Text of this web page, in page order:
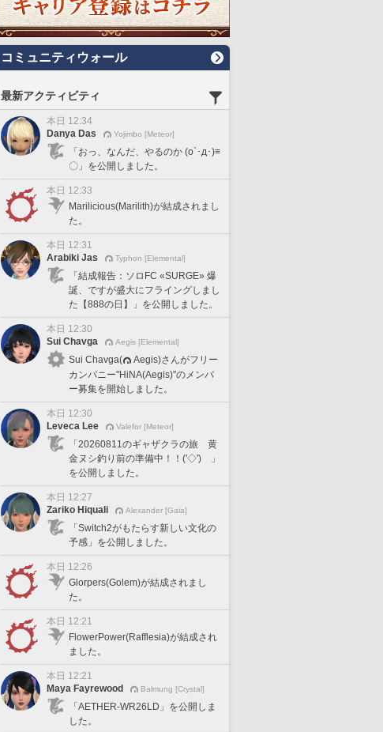
コミュニティウォール
最新アクティビティ
本日 12:34
Danya Das
Yojimbo [Meteor]
「おっ、なんだ、やるのか (o`･д･)≡
〇」を公開しました。
本日 12:33
Marilicious(Marilith)が結成されまし
た。
本日 12:31
Arabiki Jas
Typhon [Elemental]
「結成報告：ソロFC «SURGE» 爆
誕、ですが盛大にフライングしまし
た【888の日】」を公開しました。
本日 12:30
Sui Chavga
Aegis [Elemental]
Sui Chavga(
Aegis)さんがフリー
カンパニー"HiNA(Aegis)"のメンバ
ー募集を開始しました。
本日 12:30
Leveca Lee
Valefor [Meteor]
「20260811のギャザクラの旅 黄
金ヌシ釣り前の準備中！！('◇')ゞ」
を公開しました。
本日 12:27
Zariko Hiquali
Alexander [Gaia]
「Switch2がもたらす新しい文化の
予感」を公開しました。
本日 12:26
Glorpers(Golem)が結成されまし
た。
本日 12:21
FlowerPower(Rafflesia)が結成され
ました。
本日 12:21
Maya Fayrewood
Balmung [Crystal]
「AETHER-WR26LD」を公開しま
した。